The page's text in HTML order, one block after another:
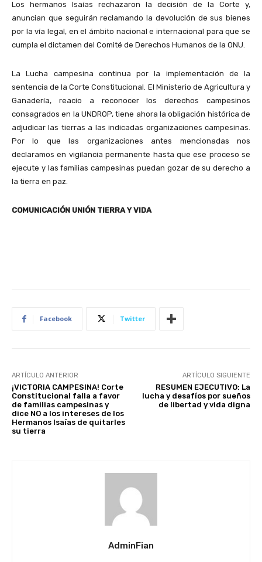
Los hermanos Isaías rechazaron la decisión de la Corte y,
anuncian que seguirán reclamando la devolución de sus bienes
por la vía legal, en el ámbito nacional e internacional para que se
cumpla el dictamen del Comité de Derechos Humanos de la ONU.
La Lucha campesina continua por la implementación de la
sentencia de la Corte Constitucional. El Ministerio de Agricultura y
Ganadería, reacio a reconocer los derechos campesinos
consagrados en la UNDROP, tiene ahora la obligación histórica de
adjudicar las tierras a las indicadas organizaciones campesinas.
Por lo que las organizaciones antes mencionadas nos
declaramos en vigilancia permanente hasta que ese proceso se
ejecute y las familias campesinas puedan gozar de su derecho a
la tierra en paz.
COMUNICACIÓN UNIÓN TIERRA Y VIDA
Facebook Twitter
ARTÍCULO ANTERIOR
¡VICTORIA CAMPESINA! Corte
Constitucional falla a favor
de familias campesinas y
dice NO a los intereses de los
Hermanos Isaías de quitarles
su tierra
ARTÍCULO SIGUIENTE
RESUMEN EJECUTIVO: La
lucha y desafíos por sueños
de libertad y vida digna
AdminFian